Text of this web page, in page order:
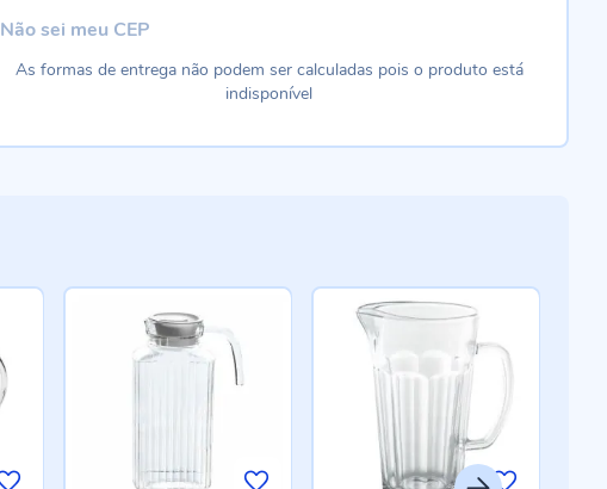
Não sei meu CEP
As formas de entrega não podem ser calculadas pois o produto está
indisponível